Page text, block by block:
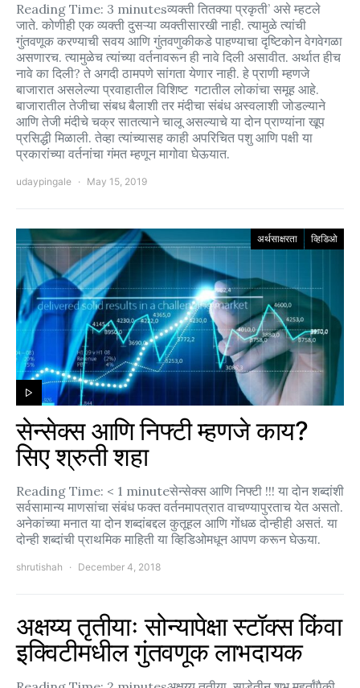
Reading Time: 3 minutesव्यक्ती तितक्या प्रकृती’ असे म्हटले
जाते. कोणीही एक व्यक्ती दुसऱ्या व्यक्तीसारखी नाही. त्यामुळे त्यांची
गुंतवणूक करण्याची सवय आणि गुंतवणुकीकडे पाहण्याचा दृष्टिकोन वेगवेगळा
असणारच. त्यामुळेच त्यांच्या वर्तनावरून ही नावे दिली असावीत. अर्थात हीच
नावे का दिली? ते अगदी ठामपणे सांगता येणार नाही. हे प्राणी म्हणजे
बाजारात असलेल्या प्रवाहातील विशिष्ट गटातील लोकांचा समूह आहे.
बाजारातील तेजीचा संबध बैलाशी तर मंदीचा संबंध अस्वलाशी जोडल्याने
आणि तेजी मंदीचे चक्र सातत्याने चालू असल्याचे या दोन प्राण्यांना खूप
प्रसिद्धी मिळाली. तेव्हा त्यांच्यासह काही अपरिचित पशु आणि पक्षी या
प्रकारांच्या वर्तनांचा गंमत म्हणून मागोवा घेऊयात.
udaypingale May 15, 2019
अर्थसाक्षरता व्हिडिओ
सेन्सेक्स आणि निफ्टी म्हणजे काय?
सिए श्रुती शहा
Reading Time: < 1 minuteसेन्सेक्स आणि निफ्टी !!! या दोन शब्दांशी
सर्वसामान्य माणसांचा संबंध फक्त वर्तनमापत्रात वाचण्यापुरताच येत असतो.
अनेकांच्या मनात या दोन शब्दांबद्दल कुतूहल आणि गोंधळ दोन्हीही असतं. या
दोन्ही शब्दांची प्राथमिक माहिती या व्हिडिओमधून आपण करून घेऊया.
shrutishah December 4, 2018
अक्षय्य तृतीयाः सोन्यापेक्षा स्टॉक्स किंवा
इक्विटीमधील गुंतवणूक लाभदायक